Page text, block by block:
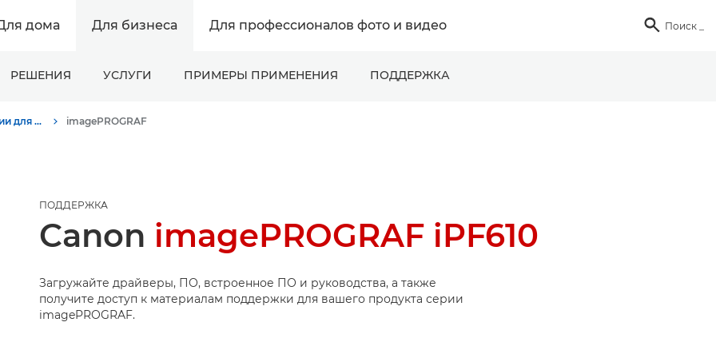
дома Для бизнеса Для профессионалов фото и видео  Поиск
РЕШЕНИЯ УСЛУГИ ПРИМЕРЫ ПРИМЕНЕНИЯ ПОДДЕРЖКА
Поддержка продукции для бизнеса imagePROGRAF
ПОДДЕРЖКА
Canon imagePROGRAF iPF610
Загружайте драйверы, ПО, встроенное ПО и руководства, а также
получите доступ к материалам поддержки для вашего продукта серии
imagePROGRAF.